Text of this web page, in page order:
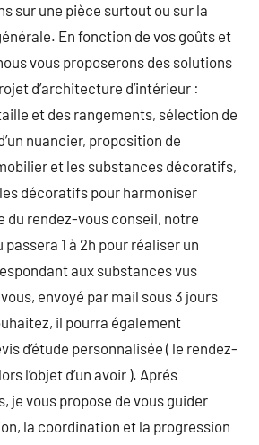
sur une pièce surtout ou sur la
En fonction de vos goûts et
vous proposerons des solutions
d’architecture d’intérieur :
et des rangements, sélection de
nuancier, proposition de
et les substances décoratifs,
décoratifs pour harmoniser
du rendez-vous conseil, notre
1 à 2h pour réaliser un
aux substances vus
envoyé par mail sous 3 jours
il pourra également
d’étude personnalisée ( le rendez-
l’objet d’un avoir ). Aprés
je vous propose de vous guider
la coordination et la progression